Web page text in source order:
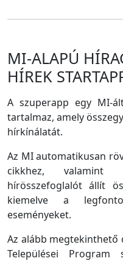
MI-ALAPÚ
HÍREK
A szuperapp egy MI-
tartalmaz, amely
hírkínálatát.
Az MI automatikusan
cikkhez, valamint
hírösszefoglalót állít
kiemelve a
eseményeket.
Az alább megtekinthető
Települései Program